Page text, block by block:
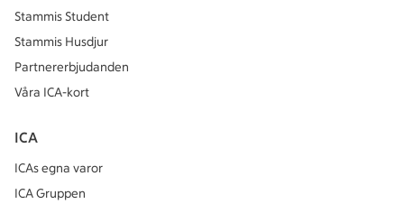
Stammis Student
Stammis Husdjur
Partnererbjudanden
Våra ICA-kort
ICA
ICAs egna varor
ICA Gruppen